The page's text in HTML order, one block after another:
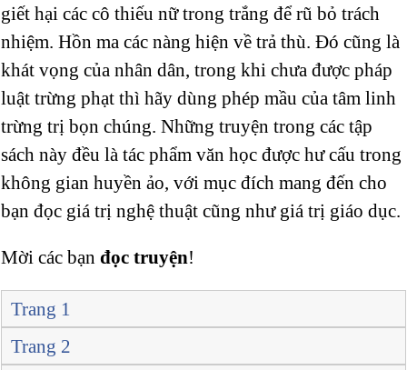
giết hại các cô thiếu nữ trong trắng để rũ bỏ trách
nhiệm. Hồn ma các nàng hiện về trả thù. Đó cũng là
khát vọng của nhân dân, trong khi chưa được pháp
luật trừng phạt thì hãy dùng phép mầu của tâm linh
trừng trị bọn chúng. Những truyện trong các tập
sách này đều là tác phẩm văn học được hư cấu trong
không gian huyền ảo, với mục đích mang đến cho
bạn đọc giá trị nghệ thuật cũng như giá trị giáo dục.
Mời các bạn đọc truyện!
Trang 1
Trang 2